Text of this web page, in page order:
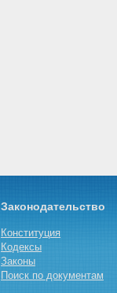
Законодательство
Конституция
Кодексы
Законы
Поиск по документам